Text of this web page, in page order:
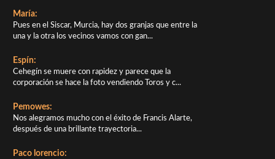
María:
Pues en el Siscar, Murcia, hay dos granjas que entre la
una y la otra los vecinos vamos con gan...
Espín:
Cehegín se muere con rapidez y parece que la
corporación se hace la foto vendiendo Toros y c...
Pemowes:
Nos alegramos mucho con el éxito de Francis Alarte,
después de una brillante trayectoria...
Paco lorencio: